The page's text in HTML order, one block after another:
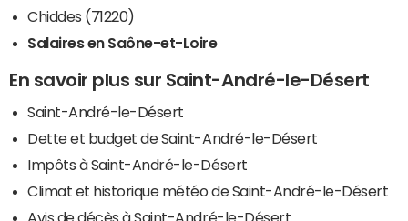
Chiddes (71220)
Salaires en Saône-et-Loire
En savoir plus sur Saint-André-le-Désert
Saint-André-le-Désert
Dette et budget de Saint-André-le-Désert
Impôts à Saint-André-le-Désert
Climat et historique météo de Saint-André-le-Désert
Avis de décès à Saint-André-le-Désert